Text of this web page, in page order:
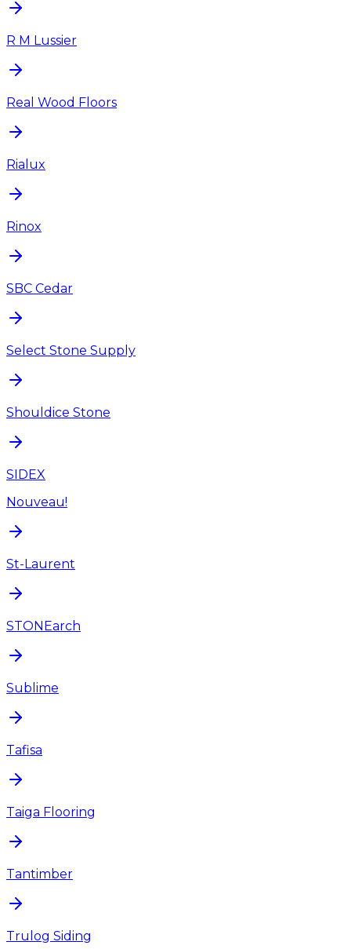
R M Lussier
Real Wood Floors
Rialux
Rinox
SBC Cedar
Select Stone Supply
Shouldice Stone
SIDEX
Nouveau!
St-Laurent
STONEarch
Sublime
Tafisa
Taiga Flooring
Tantimber
Trulog Siding